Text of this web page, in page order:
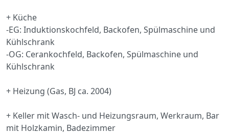
+ Küche
-EG: Induktionskochfeld, Backofen, Spülmaschine und
Kühlschrank
-OG: Cerankochfeld, Backofen, Spülmaschine und
Kühlschrank
+ Heizung (Gas, BJ ca. 2004)
+ Keller mit Wasch- und Heizungsraum, Werkraum, Bar
mit Holzkamin, Badezimmer